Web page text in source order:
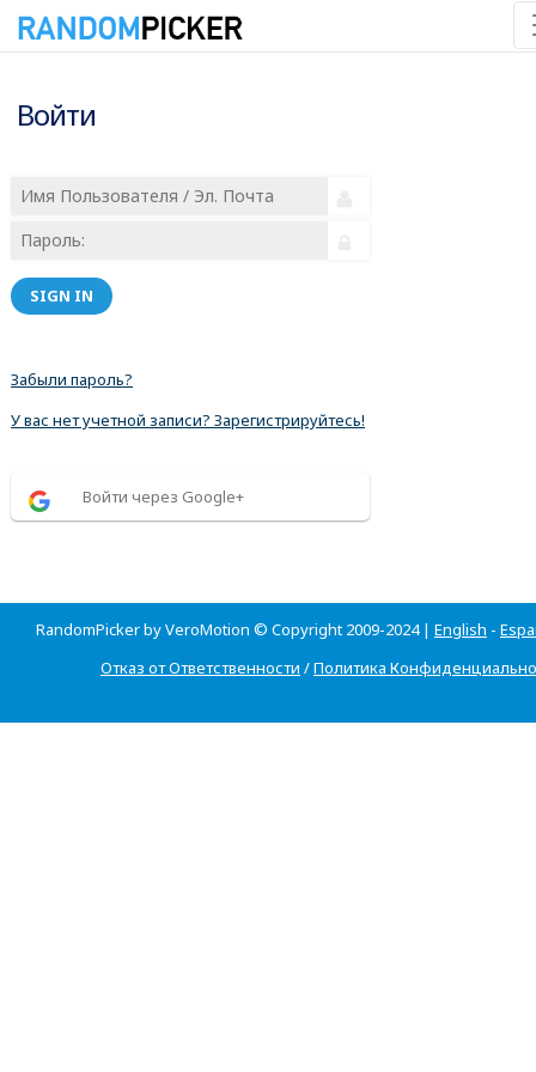
Войти
SIGN IN
Забыли пароль?
У вас нет учетной записи? Зарегистрируйтесь!
Войти через Google+
RandomPicker by VeroMotion © Copyright 2009-2024 | English -
Отказ от Ответственности /Политика